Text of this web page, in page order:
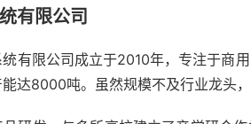
有限公司
有限公司成立于2010年，专注于商
达8000吨。虽然规模不及行业龙头